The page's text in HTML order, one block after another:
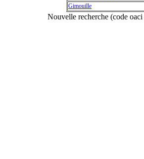
Gimouille
Nouvelle recherche (code